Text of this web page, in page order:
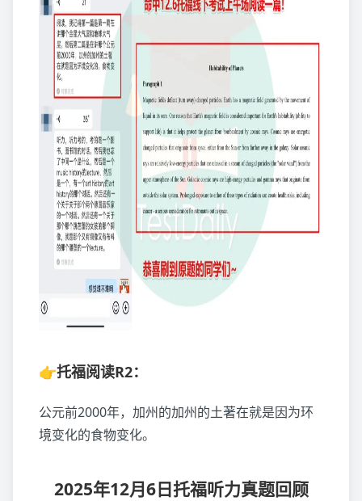
👉托福阅读R2：
公元前2000年，加州的加州的土著在就是因为环
境变化的食物变化。
2025年12月6日托福听力真题回顾